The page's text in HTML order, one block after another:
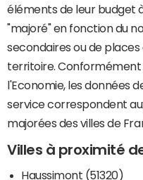
éléments de leur budget
"majoré" en fonction du
secondaires ou de
territoire. Conformément
l'Economie, les données
service correspondent
majorées des villes de
Villes à proximité
Haussimont (51320)